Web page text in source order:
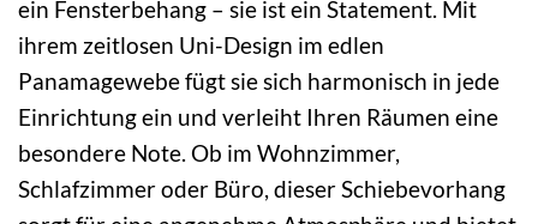
ein Fensterbehang – sie ist ein Statement. Mit
ihrem zeitlosen Uni-Design im edlen
Panamagewebe fügt sie sich harmonisch in jede
Einrichtung ein und verleiht Ihren Räumen eine
besondere Note. Ob im Wohnzimmer,
Schlafzimmer oder Büro, dieser Schiebevorhang